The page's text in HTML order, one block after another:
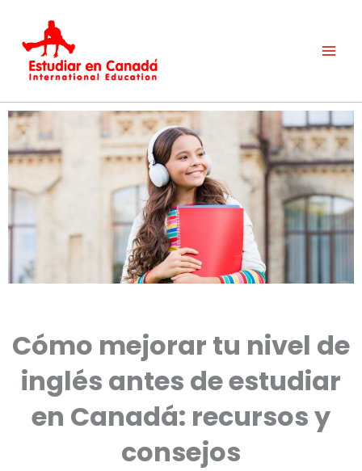
contenido
Cómo mejorar tu nivel de
inglés antes de estudiar
en Canadá: recursos y
consejos